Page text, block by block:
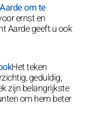
om te
ernst en
Aarde geeft u ook
Het teken
geduldig,
zijn belangrijkste
om hem beter